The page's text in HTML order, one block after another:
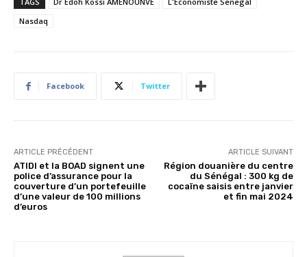
Nasdaq
Facebook Twitter
ARTICLE PRÉCÉDENT
ATIDI et la BOAD signent une
police d’assurance pour la
couverture d’un portefeuille
d’une valeur de 100 millions
d’euros
ARTICLE SUIVANT
Région douanière du centre
du Sénégal : 300 kg de
cocaïne saisis entre janvier
et fin mai 2024